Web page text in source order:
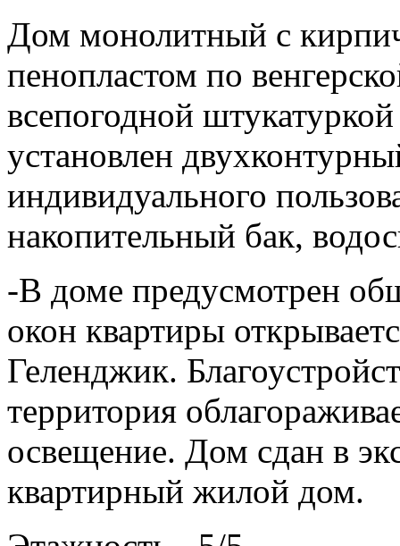
Дом монолитный с
пенопластом по
всепогодной
установлен
индивидуального
накопительный бак,
-В доме предусмотрен
окон квартиры
Геленджик.
территория
освещение. Дом сдан в
квартирный жилой дом.